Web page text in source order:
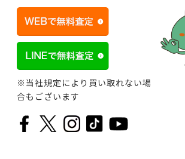
※当社規定により買い取れない場
合もございます